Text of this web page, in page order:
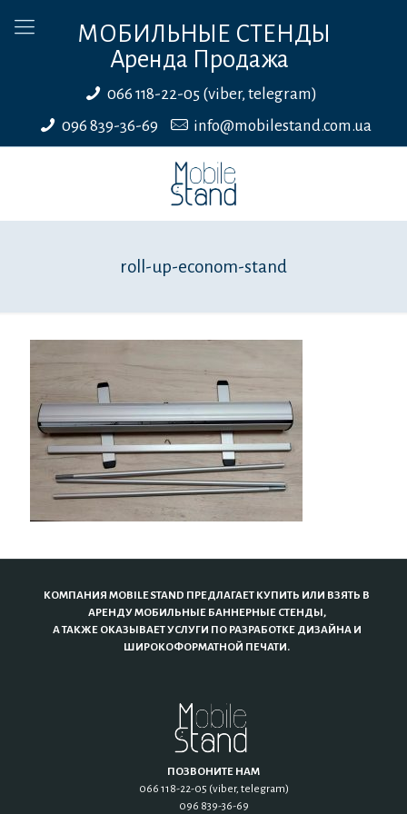
МОБИЛЬНЫЕ СТЕНДЫ
Аренда Продажа
066 118-22-05 (viber, telegram)
096 839-36-69
info@mobilestand.com.ua
roll-up-econom-stand
КОМПАНИЯ MOBILE STAND ПРЕДЛАГАЕТ КУПИТЬ ИЛИ ВЗЯТЬ В
АРЕНДУ МОБИЛЬНЫЕ БАННЕРНЫЕ СТЕНДЫ,
А ТАКЖЕ ОКАЗЫВАЕТ УСЛУГИ ПО РАЗРАБОТКЕ ДИЗАЙНА И
ШИРОКОФОРМАТНОЙ ПЕЧАТИ.
ПОЗВОНИТЕ НАМ
066 118-22-05 (viber, telegram)
096 839-36-69